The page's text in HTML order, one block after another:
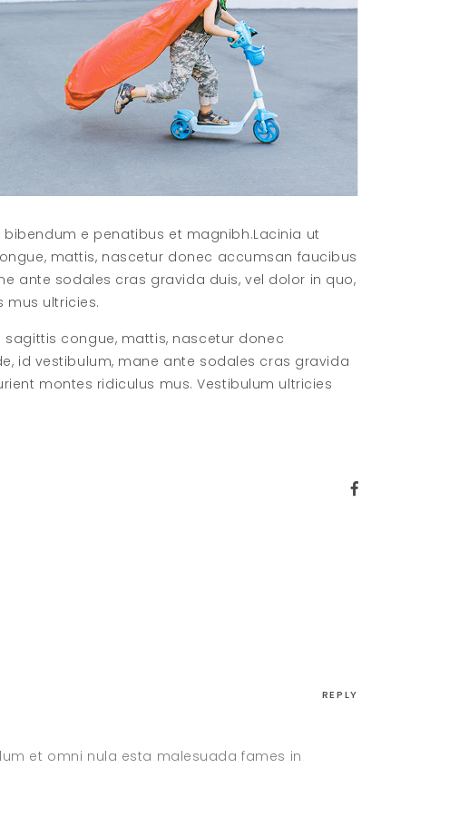
e penatibus et magnibh.Lacinia ut
mattis, nascetur donec accumsan faucibus
ante sodales cras gravida duis, vel dolor in quo,
ultricies.
congue, mattis, nascetur donec
id vestibulum, mane ante sodales cras gravida
montes ridiculus mus. Vestibulum ultricies
REPLY
et omni nula esta malesuada fames in